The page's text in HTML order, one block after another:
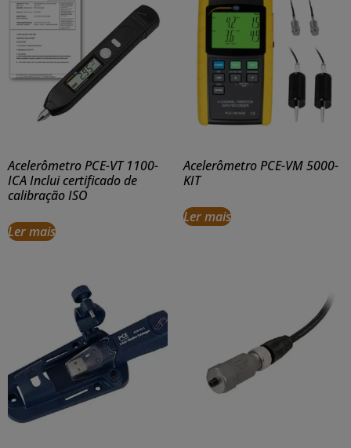
Acelerômetro PCE-VT 1100-
ICA Inclui certificado de
calibração ISO
Ler mais
Acelerômetro PCE-VM 5000-
KIT
Ler mais